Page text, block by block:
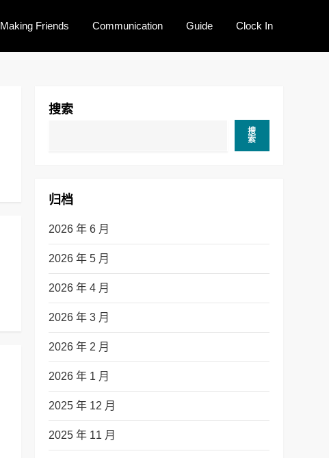
Making Friends Communication Guide Clock In
搜索
搜
索
归档
2026 年 6 月
2026 年 5 月
2026 年 4 月
2026 年 3 月
2026 年 2 月
2026 年 1 月
2025 年 12 月
2025 年 11 月